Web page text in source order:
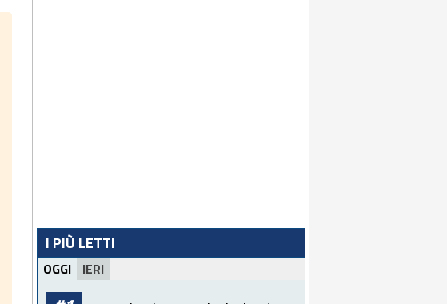
I PIÙ LETTI
OGGI IERI